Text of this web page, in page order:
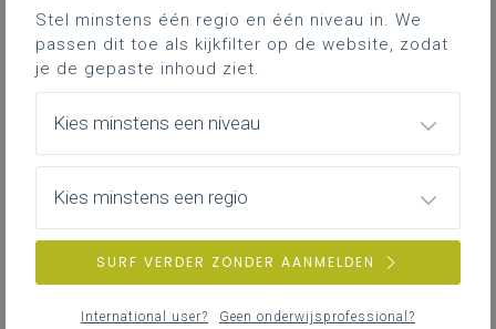
Contact
Vanaf schooljaar 2026-2027 kunnen
scholen
taalheldklassen
organiseren voor elke anderstalige
nieuwkomer die nieuw instroomt in
het Vlaams onderwijs en die
ingeschreven is in het tweede
leerjaar of hoger, ongeacht de
verblijfsstatus. Leerlingen uit de
taalheldklas stromen zo snel
Stel minstens één regio en één niveau in. We
passen dit toe als kijkfilter op de website, zodat
je de gepaste inhoud ziet.
Kies minstens een niveau
Kies minstens een regio
SURF VERDER ZONDER AANMELDEN
International user? Geen onderwijsprofessional?